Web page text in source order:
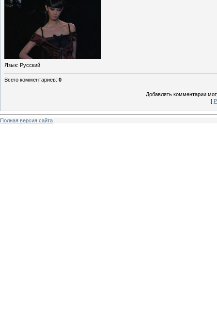
Язык: Русский
Всего комментариев: 0
Добавлять комментарии
[
Полная версия сайта